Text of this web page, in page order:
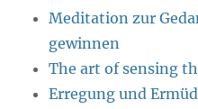
Meditation zur
gewinnen
The art of sensing
Erregung und